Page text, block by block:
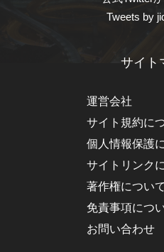
Tweets by
サイト
運営会社
サイト規約に
個人情報保護
サイトリンク
著作権について
免責事項につ
お問い合わせ